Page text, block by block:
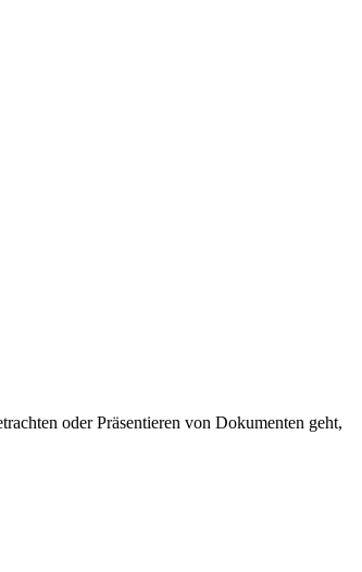
oder Präsentieren von Dokumenten geht,